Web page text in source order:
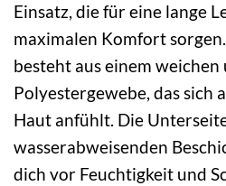
Einsatz, die für eine lange
maximalen Komfort
besteht aus einem
Polyestergewebe, das sich
Haut anfühlt. Die
wasserabweisenden
dich vor Feuchtigkeit und